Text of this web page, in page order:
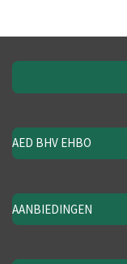
AED BHV EHBO
AANBIEDINGEN